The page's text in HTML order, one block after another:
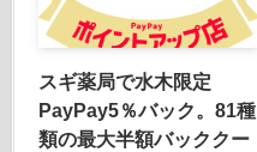
スギ薬局で水木限定
PayPay5％バック。81種
類の最大半額バッククー